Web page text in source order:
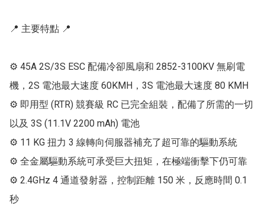
📍 主要特點 📍
⚙ 45A 2S/3S ESC 配備冷卻風扇和 2852-3100KV 無刷電
機，2S 電池最大速度 60KMH，3S 電池最大速度 80 KMH
⚙ 即用型 (RTR) 競賽級 RC 已完全組裝，配備了所需的一切
以及 3S (11.1V 2200 mAh) 電池
⚙ 11 KG 扭力 3 線轉向伺服器補充了超可靠的驅動系統
⚙ 全金屬驅動系統可承受巨大扭矩，在極端衝擊下仍可靠
⚙ 2.4GHz 4 通道發射器，控制距離 150 米，反應時間 0.1
秒